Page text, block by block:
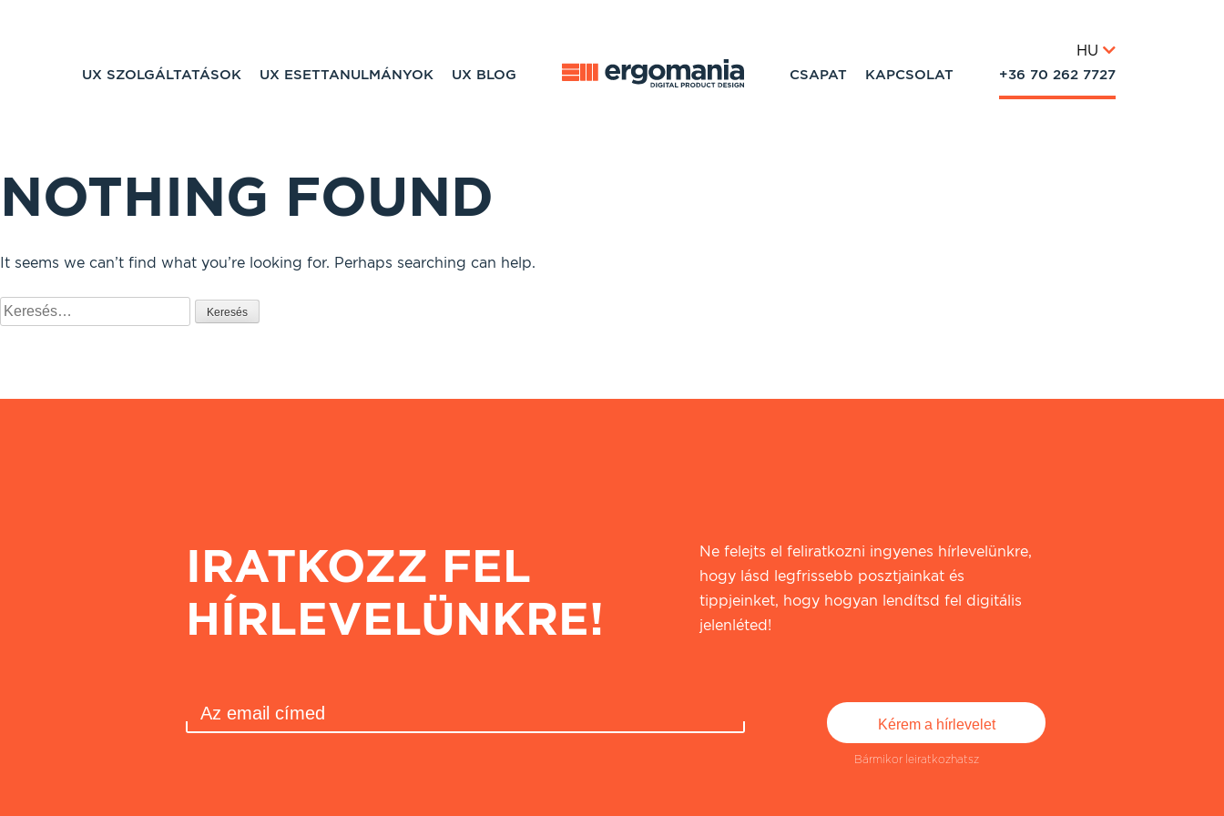
UX SZOLGÁLTATÁSOK UX ESETTANULMÁNYOK UX BLOG
HU
CSAPAT KAPCSOLAT +36 70 262 7727
NOTHING FOUND
It seems we can’t find what you’re looking for. Perhaps searching can help.
Keresés:
IRATKOZZ FEL
HÍRLEVELÜNKRE!
Ne felejts el feliratkozni ingyenes hírlevelünkre,
hogy lásd legfrissebb posztjainkat és
tippjeinket, hogy hogyan lendítsd fel digitális
jelenléted!
Bármikor leiratkozhatsz